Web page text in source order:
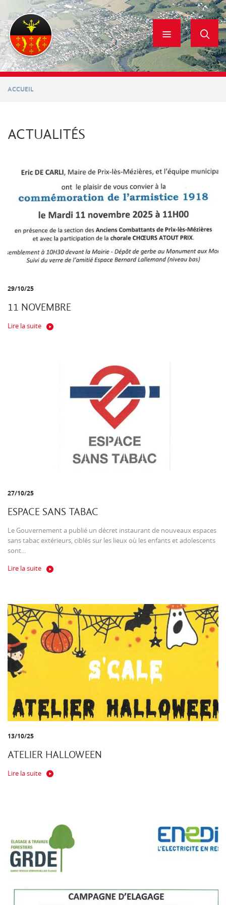
contenu
principal
ACCUEIL
ACTUALITÉS
29/10/25
11 NOVEMBRE
Lire la suite
27/10/25
ESPACE SANS TABAC
Le Gouvernement a publié un décret instaurant de nouveaux espaces
sans tabac extérieurs, ciblés sur les lieux où les enfants et adolescents
sont...
Lire la suite
13/10/25
ATELIER HALLOWEEN
Lire la suite